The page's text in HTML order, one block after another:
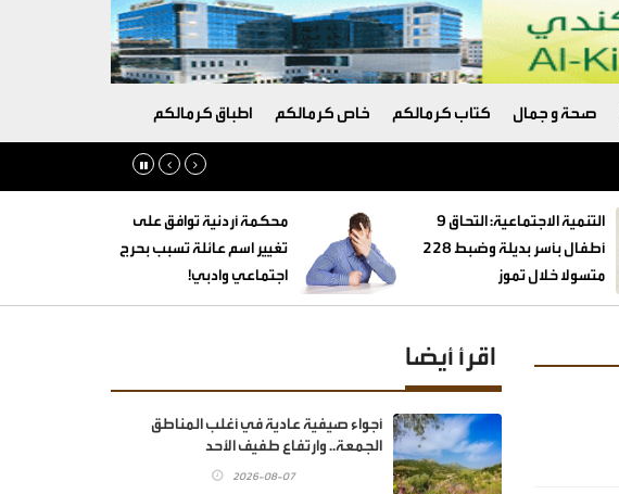
صحة و جمال كتاب كرمالكم خاص كرمالكم اطباق كرمالكم
‏التنمية الاجتماعية: التحاق 9
أطفال بأسر بديلة وضبط 228
متسولا خلال تموز
محكمة أردنية توافق على
تغيير اسم عائلة تسبب بحرج
اجتماعي وادبي!
اقرأ أيضا
أجواء صيفية عادية في أغلب المناطق
الجمعة.. وارتفاع طفيف الأحد
2026-08-07